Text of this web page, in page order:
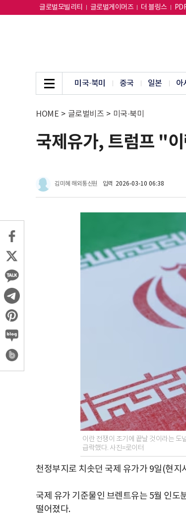
글로벌모빌리티 글로벌게이머즈 더 블링스
미국·북미 중국 일본 아
HOME > 글로벌비즈 > 미국·북미
국제유가, 트럼프 "
김미혜 해외통신원 입력 2026-03-10 06:38
이란 전쟁이 조기에 끝날 것이라는 도
급락했다. 사진=로이터
천정부지로 치솟던 국제 유가가 9일(현
국제 유가 기준물인 브렌트유는 5월 인
떨어졌다.